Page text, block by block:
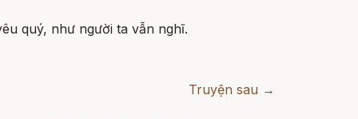
quý, như người ta vẫn nghĩ.
Truyện sau →